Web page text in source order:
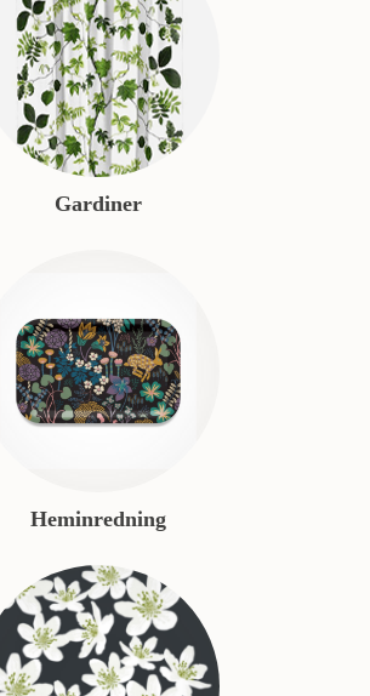
Gardiner
Heminredning